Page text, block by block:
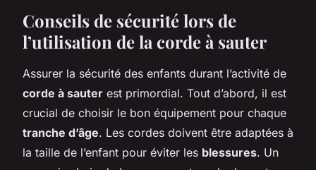
Conseils de sécurité lors de
l’utilisation de la corde à sauter
Assurer la sécurité des enfants durant l’activité de
corde à sauter est primordial. Tout d’abord, il est
crucial de choisir le bon équipement pour chaque
tranche d’âge. Les cordes doivent être adaptées à
la taille de l’enfant pour éviter les blessures. Un